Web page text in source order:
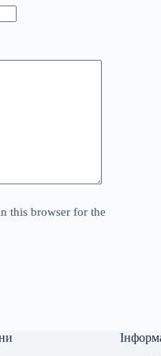
this browser for the